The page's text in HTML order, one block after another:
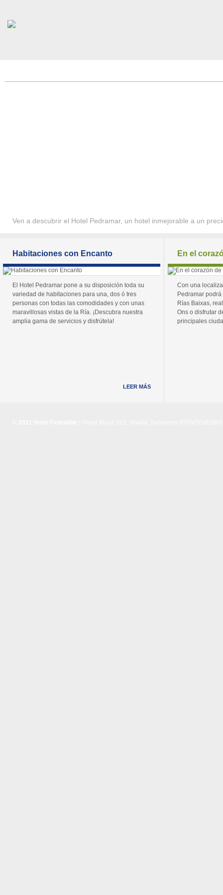
Ven a descubrir el Hotel Pedramar, un hotel inmejorable a un
Habitaciones con Encanto
El Hotel Pedramar pone a su disposición toda su
variedad de habitaciones para una, dos ó tres
personas con todas las comodidades y con unas
maravillosas vistas de la Ría. ¡Descubra nuestra
amplia gama de servicios y disfrútela!
LEER MÁS
En el
Con una
Pedramar
Rías Baixas,
Ons o disfrutar
principales